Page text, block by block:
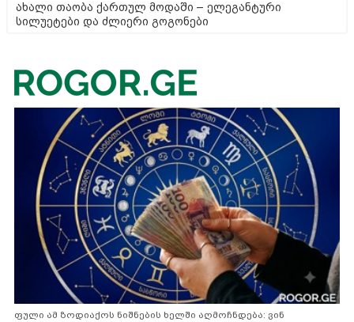
ახალი თაობა ქართულ მოდაში – ელეგანტური
სილუეტები და ძლიერი გოგონები
ფული ამ ზოდიაქოს ნიშნების ხელში აღმოჩნდება: ვინ